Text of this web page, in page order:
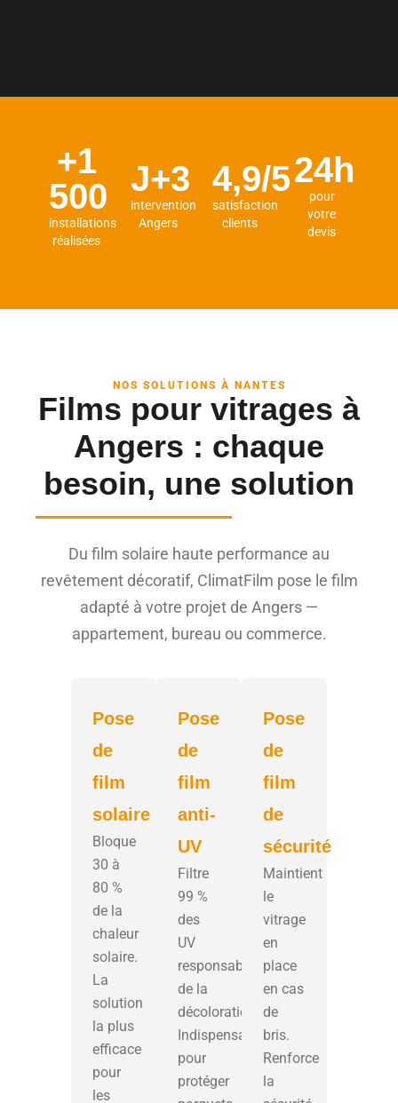
+1
500
installations
réalisées
J+3
intervention
Angers
4,9/5
satisfaction
clients
24h
pour
votre
devis
NOS SOLUTIONS À NANTES
Films pour vitrages à
Angers : chaque
besoin, une solution
Du film solaire haute performance au
revêtement décoratif, ClimatFilm pose le film
adapté à votre projet de Angers —
appartement, bureau ou commerce.
Pose
de
film
solaire
Bloque
30 à
80 %
de la
chaleur
solaire.
La
solution
la plus
efficace
pour
les
Pose
de
film
anti-
UV
Filtre
99 %
des
UV
responsables
de la
décoloration.
Indispensable
pour
protéger
Pose
de
film
de
sécurité
Maintient
le
vitrage
en
place
en cas
de
bris.
Renforce
la